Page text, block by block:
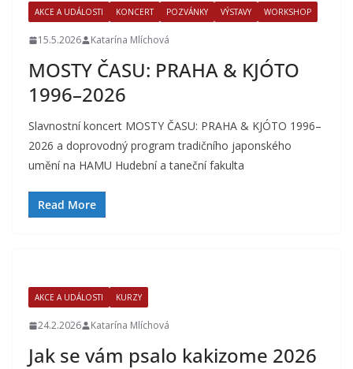
AKCE A UDÁLOSTI KONCERT POZVÁNKY VÝSTAVY WORKSHOP
15.5.2026 Katarína Mlíchová
MOSTY ČASU: PRAHA & KJÓTO
1996–2026
Slavnostní koncert MOSTY ČASU: PRAHA & KJÓTO 1996–
2026 a doprovodný program tradičního japonského
umění na HAMU Hudební a taneční fakulta
Read More
AKCE A UDÁLOSTI KURZY
24.2.2026 Katarína Mlíchová
Jak se vám psalo kakizome 2026